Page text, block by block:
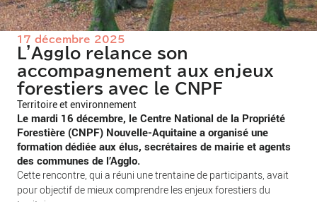
17 décembre 2025
L'Agglo relance son
accompagnement aux enjeux
forestiers avec le CNPF
Territoire et environnement
Le mardi 16 décembre, le Centre National de la Propriété
Forestière (CNPF) Nouvelle-Aquitaine a organisé une
formation dédiée aux élus, secrétaires de mairie et agents
des communes de l’Agglo.
Cette rencontre, qui a réuni une trentaine de participants, avait
pour objectif de mieux comprendre les enjeux forestiers du